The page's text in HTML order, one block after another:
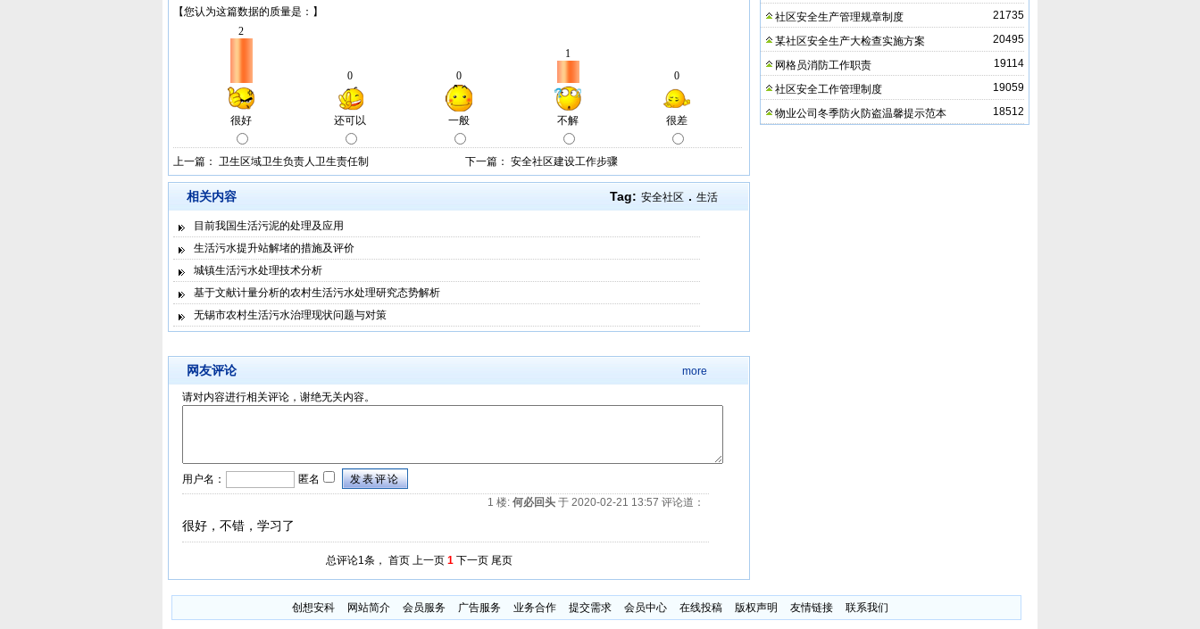
下一篇： 安全社区建设工作步骤
上一篇： 卫生区域卫生负责人卫生责任制
Tag: 安全社区 . 生活
相关内容
目前我国生活污泥的处理及应用
生活污水提升站解堵的措施及评价
城镇生活污水处理技术分析
基于文献计量分析的农村生活污水处理研究态势解析
无锡市农村生活污水治理现状问题与对策
网友评论 more
请对内容进行相关评论，谢绝无关内容。
用户名： 匿名
发表评论
1 楼: 何必回头 于 2020-02-21 13:57 评论道：
很好，不错，学习了
总评论1条， 首页 上一页 1 下一页 尾页
21735
社区安全生产管理规章制度
20495
某社区安全生产大检查实施方案
19114
网格员消防工作职责
19059
社区安全工作管理制度
18512
物业公司冬季防火防盗温馨提示范本
创想安科 网站简介 会员服务 广告服务 业务合作 提交需求 会员中心 在线投稿 版权声明 友情链接 联系我们